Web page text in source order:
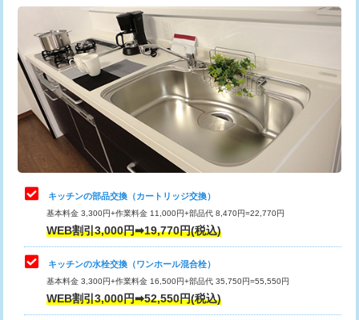
給水管工事※（バンド止め) 3,300円
給水管工事※（支持金具設置) 5,500円
給水管工事※（保温材使用（バンド止
め込み）)
5,500円
給水管工事※（土の掘削・埋め戻し作
11,000円
給水管工事※（塩ビ管（VP・HI）使
用/3ｍまで)
給水管工事※（塩ビ管（VP・HI）使
用（追加）/3ｍ超え)
給水管工事※（ライニング鋼管・銅
管・ポリ管・HT管使用/3ｍまで)
44,000円
追加トーラー機使用/3m超え +3,300円
カメラ調査 33,000円
桝清掃 8,800円
止水・漏水調査・防水処理・清掃・修
理・調整・分解・加工など（軽作業）
11,000円
止水・漏水調査・防水処理・清掃・修
理・調整・分解・加工など（中作業）
22,000円
止水・漏水調査・防水処理・清掃・修
理・調整・分解・加工など（重作業）
33,000円
お風呂タンク脱着
その他部品の脱着
キッチンの部品交換（カートリッジ交換）
基本料金 3,300円+作業料金 11,000円+部品代 8,470円=22,770円
WEB割引3,000円➡19,770円(税込)
キッチンの水栓交換（ワンホール混合栓）
基本料金 3,300円+作業料金 16,500円+部品代 35,750円=55,550円
WEB割引3,000円➡52,550円(税込)